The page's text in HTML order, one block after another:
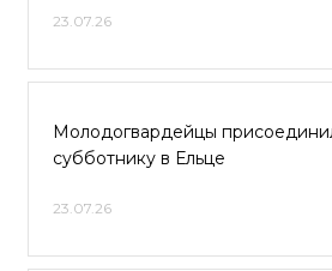
23.07.26
Молодогвардейцы
субботнику в Ельце
23.07.26